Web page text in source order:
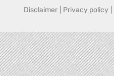
Disclaimer Privacy policy